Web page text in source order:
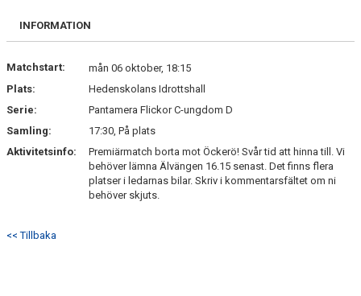
DOKUMENT
INFORMATION
Matchstart:
mån 06 oktober, 18:15
Plats:
Hedenskolans Idrottshall
Serie:
Pantamera Flickor C-ungdom D
Samling:
17:30, På plats
Aktivitetsinfo:
Premiärmatch borta mot Öckerö! Svår tid att hinna till. Vi
behöver lämna Älvängen 16.15 senast. Det finns flera
platser i ledarnas bilar. Skriv i kommentarsfältet om ni
behöver skjuts.
<< Tillbaka